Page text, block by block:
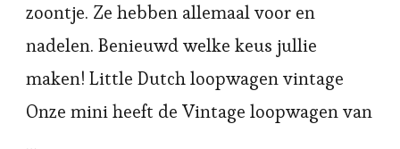
zoontje. Ze hebben allemaal voor en
nadelen. Benieuwd welke keus jullie
maken! Little Dutch loopwagen vintage
Onze mini heeft de Vintage loopwagen van